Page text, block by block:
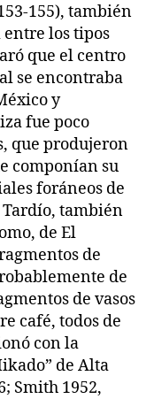
155), también
los tipos
que el centro
se encontraba
y
fue poco
que produjeron
componían su
foráneos de
Tardío, también
de El
de
de
de vasos
café, todos de
con la
de Alta
Smith 1952,